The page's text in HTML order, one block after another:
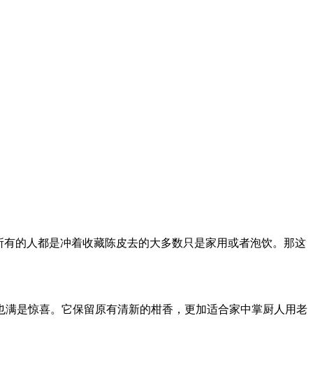
的人都是冲着收藏陈皮去的大多数只是家用或者泡饮。那这
是惊喜。它保留原有清新的柑香，更加适合家中掌厨人用老